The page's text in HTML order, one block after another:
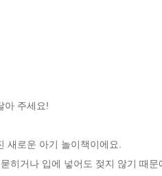
아 주세요!
새로운 아기 놀이책이에요.
히거나 입에 넣어도 젖지 않기 때문